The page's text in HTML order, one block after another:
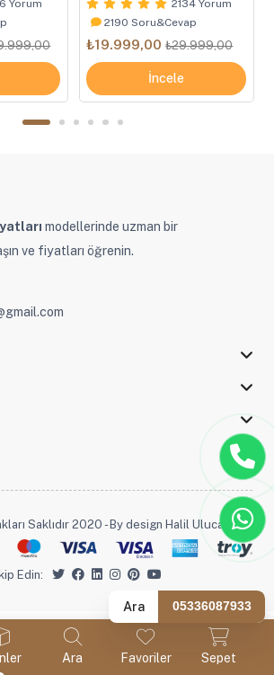
Ara Favoriler Sepet
Yorum
2134 Yorum
2190 Soru&Cevap
₺19.999,00 ₺29.999,00
İncele
Ara 05336087933
modellerinde uzman bir
ve fiyatları öğrenin.
Saklıdır 2020 - By design Halil Ulucak
Edin: